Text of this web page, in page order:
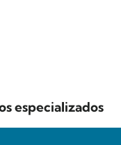
especializados